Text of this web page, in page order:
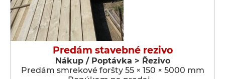
Predám stavebné rezivo
Nákup / Poptávka > Řezivo
Predám smrekové foršty 55 × 150 × 5000 mm